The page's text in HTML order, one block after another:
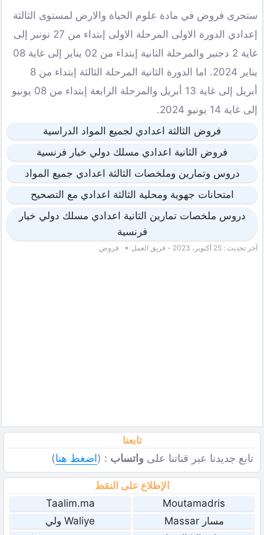
ستجرى فروض في مادة علوم الحياة والارض لمستوى الثالثة
إعدادي الدورة الاولى المرحلة الاولى إبتداء من 27 نونبر إلى
غاية 2 دجنبر والمرحلة الثانية إبتداء من 02 يناير إلى غاية 08
يناير 2024. اما الدورة الثانية المرحلة الثالثة إبتداء من 8
أبريل إلى غاية 13 أبريل والمرحلة الرابعة إبتداء من 08 يونيو
إلى غاية 14 يونيو 2024.
فروض الثالثة اعدادي لجميع المواد الدراسية
فروض الثانية اعدادي مسلك دولي خيار فرنسية
دروس وتمارين وملخصات الثالثة اعدادي جميع المواد
امتحانات جهوية ومحلية الثالثة اعدادي مع التصحيح
دروس ملخصات تمارين الثانية اعدادي مسلك دولي خيار
فرنسية
آخر تحديث : 25 أكتوبر، 2023 - فريق العمل فروض
تابعنا
تابع جديدنا عبر قناتنا على واتساب : (اضغط هنا)
الإطلاع على النقط
Moutamadris
Taalim.ma
مسار Massar
Waliye ولي